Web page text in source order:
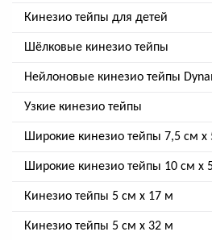
Кинезио тейпы для детей
Шёлковые кинезио тейпы
Нейлоновые кинезио тейпы
Узкие кинезио тейпы
Широкие кинезио тейпы 7,5 см x
Широкие кинезио тейпы 10 см х
Кинезио тейпы 5 см x 17 м
Кинезио тейпы 5 см х 32 м